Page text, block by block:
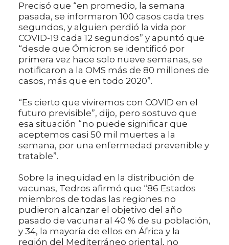
Precisó que “en promedio, la semana
pasada, se informaron 100 casos cada tres
segundos, y alguien perdió la vida por
COVID-19 cada 12 segundos” y apuntó que
“desde que Ómicron se identificó por
primera vez hace solo nueve semanas, se
notificaron a la OMS más de 80 millones de
casos, más que en todo 2020”.
“Es cierto que viviremos con COVID en el
futuro previsible”, dijo, pero sostuvo que
esa situación “no puede significar que
aceptemos casi 50 mil muertes a la
semana, por una enfermedad prevenible y
tratable”.
Sobre la inequidad en la distribución de
vacunas, Tedros afirmó que “86 Estados
miembros de todas las regiones no
pudieron alcanzar el objetivo del año
pasado de vacunar al 40 % de su población,
y 34, la mayoría de ellos en África y la
región del Mediterráneo oriental, no